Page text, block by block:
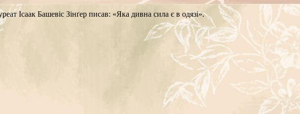
Ісаак Башевіс Зінґер писав: «Яка дивна сила є в одязі».